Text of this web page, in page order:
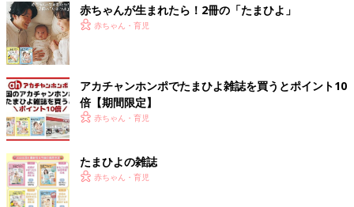
赤ちゃんが生まれたら！2冊の「たまひよ」
赤ちゃん・育児
アカチャンホンポでたまひよ雑誌を買うとポイント10
倍【期間限定】
赤ちゃん・育児
たまひよの雑誌
赤ちゃん・育児